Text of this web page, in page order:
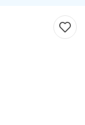
찜하